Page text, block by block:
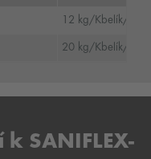
12 kg/Kbelík/
20 kg/Kbelík/
SANIFLEX-